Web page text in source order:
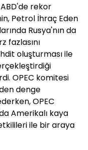
rekor
Petrol İhraç Eden
Rusya'nın da
fazlasını
oluşturması ile
OPEC komitesi
denge
OPEC
Amerikalı kaya
ile bir araya